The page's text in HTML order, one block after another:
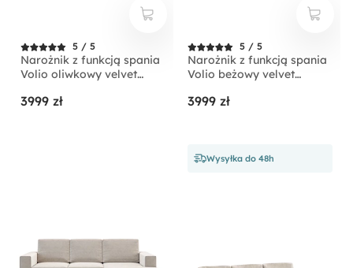
5 / 5
Narożnik z funkcją spania
Volio oliwkowy velvet
3999 zł
5 / 5
Narożnik z funkcją spania
Volio beżowy velvet
3999 zł
Wysyłka do 48h